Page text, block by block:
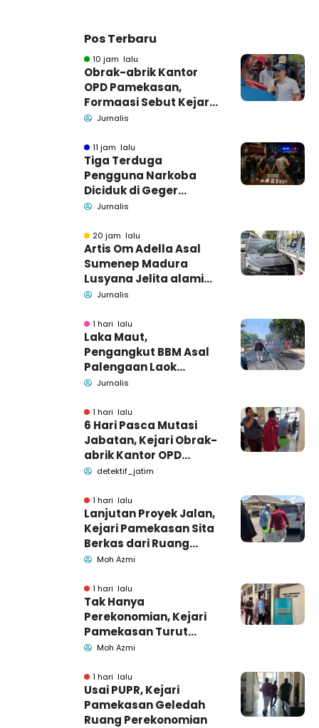
Pos Terbaru
10 jam lalu
Obrak-abrik Kantor
OPD Pamekasan,
Formaasi Sebut Kejari
Pamekasan
Jurnalis
11 jam lalu
Tiga Terduga
Pengguna Narkoba
Diciduk di Geger
Bangkalan, Polisi Masih
Barang Bukti
Jurnalis
20 jam lalu
Artis Om Adella Asal
Sumenep Madura
Lusyana Jelita alami
kecelakaan di Wonogiri
Jurnalis
1 hari lalu
Laka Maut,
Pengangkut BBM Asal
Palengaan Laok
Pamekasan Meninggal
Jurnalis
1 hari lalu
6 Hari Pasca Mutasi
Jabatan, Kejari Obrak-
abrik Kantor OPD
Pemkab Pamekasan
detektif_jatim
1 hari lalu
Lanjutan Proyek Jalan,
Kejari Pamekasan Sita
Berkas dari Ruang
Pemkab Pamekasan
Moh Azmi
1 hari lalu
Tak Hanya
Perekonomian, Kejari
Pamekasan Turut
Geledah Ruang
Jasa
Moh Azmi
1 hari lalu
Usai PUPR, Kejari
Pamekasan Geledah
Ruang Perekonomian